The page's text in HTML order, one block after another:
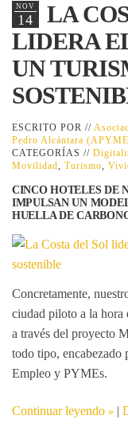
NOV
14
LA
LIDERA
UN
ESCRITO POR //
Pedro Alcántara
CATEGORÍAS //
Movilidad, Turismo,
CINCO HOTELES DE
IMPULSAN UN
HUELLA DE
Concretamente,
ciudad piloto a la hora
a través del proyecto
todo tipo, encabezado
Empleo y PYMEs.
Continuar leyendo |